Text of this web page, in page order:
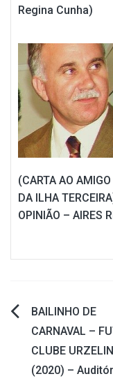
Regina Cunha)
(CARTA AO
DA ILHA
OPINIÃO – AIRES
Navegação
de
BAILINHO DE
CARNAVAL –
CLUBE
(2020) –